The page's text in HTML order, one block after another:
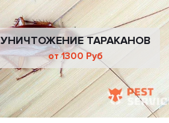
УНИЧТОЖЕНИЕ ТАРАКАНОВ
от 1300 Руб